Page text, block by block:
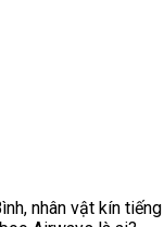
nhân vật kín